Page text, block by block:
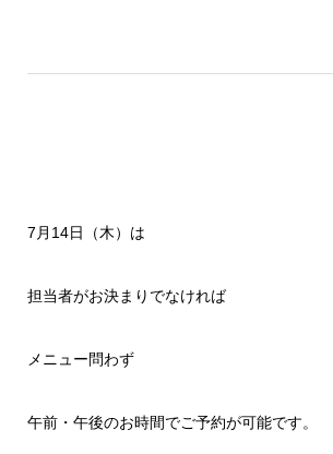
7月14日（木）は
担当者がお決まりでなければ
メニュー問わず
午前・午後のお時間でご予約が可能です。